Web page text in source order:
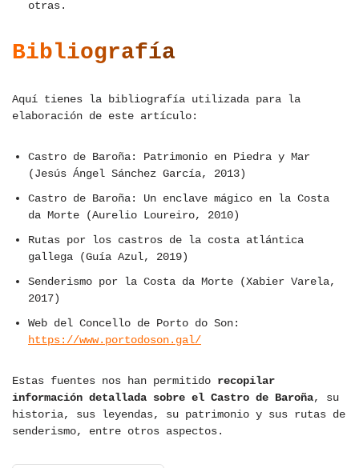
otras.
Bibliografía
Aquí tienes la bibliografía utilizada para la
elaboración de este artículo:
Castro de Baroña: Patrimonio en Piedra y Mar
(Jesús Ángel Sánchez García, 2013)
Castro de Baroña: Un enclave mágico en la Costa
da Morte (Aurelio Loureiro, 2010)
Rutas por los castros de la costa atlántica
gallega (Guía Azul, 2019)
Senderismo por la Costa da Morte (Xabier Varela,
2017)
Web del Concello de Porto do Son:
https://www.portodoson.gal/
Estas fuentes nos han permitido recopilar
información detallada sobre el Castro de Baroña, su
historia, sus leyendas, su patrimonio y sus rutas de
senderismo, entre otros aspectos.